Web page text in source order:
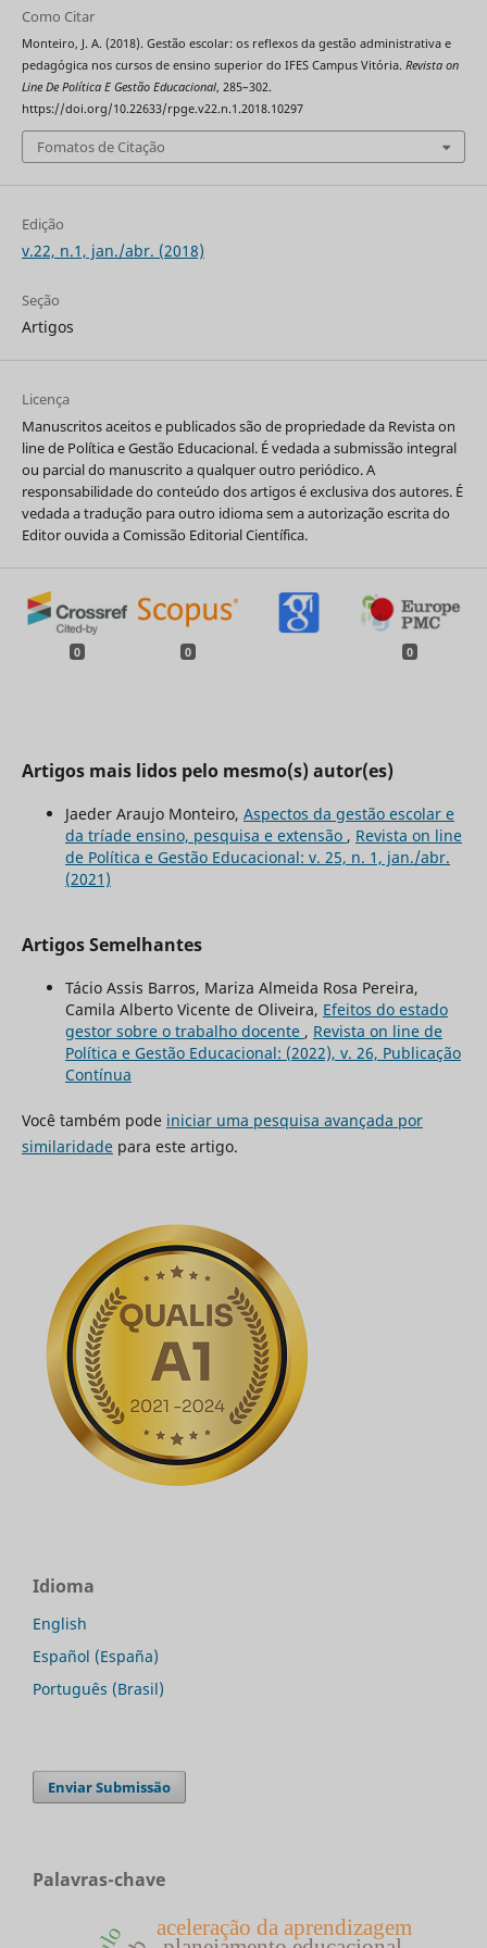
Como Citar
Monteiro, J. A. (2018). Gestão escolar: os reflexos da gestão administrativa e
pedagógica nos cursos de ensino superior do IFES Campus Vitória. Revista on
Line De Política E Gestão Educacional, 285–302.
https://doi.org/10.22633/rpge.v22.n.1.2018.10297
Fomatos de Citação
Edição
v.22, n.1, jan./abr. (2018)
Seção
Artigos
Licença
Manuscritos aceitos e publicados são de propriedade da Revista on
line de Política e Gestão Educacional. É vedada a submissão integral
ou parcial do manuscrito a qualquer outro periódico. A
responsabilidade do conteúdo dos artigos é exclusiva dos autores. É
vedada a tradução para outro idioma sem a autorização escrita do
Editor ouvida a Comissão Editorial Científica.
0 0 0
Artigos mais lidos pelo mesmo(s) autor(es)
Jaeder Araujo Monteiro, Aspectos da gestão escolar e
da tríade ensino, pesquisa e extensão , Revista on line
de Política e Gestão Educacional: v. 25, n. 1, jan./abr.
(2021)
Artigos Semelhantes
Tácio Assis Barros, Mariza Almeida Rosa Pereira,
Camila Alberto Vicente de Oliveira, Efeitos do estado
gestor sobre o trabalho docente , Revista on line de
Política e Gestão Educacional: (2022), v. 26, Publicação
Contínua
Você também pode iniciar uma pesquisa avançada por
similaridadepara este artigo.
Idioma
English
Español (España)
Português (Brasil)
Enviar Submissão
Palavras-chave
aceleração da aprendizagem